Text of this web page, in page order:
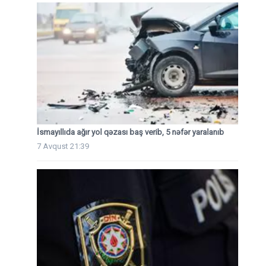
İsmayıllıda ağır yol qəzası baş verib, 5 nəfər yaralanıb
7 Avqust 21:39